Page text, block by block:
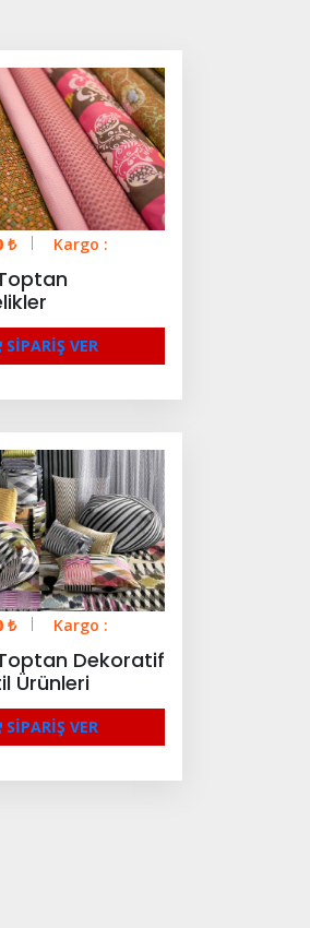
₺ Kargo :
SİPARİŞ VER
₺ Kargo :
Dekoratif
Ürünleri
SİPARİŞ VER